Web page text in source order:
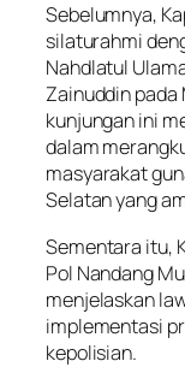
Sebelumnya,
silaturahmi
Nahdlatul
Zainuddin
kunjungan ini
dalam
masyarakat
Selatan yang
Sementara itu,
Pol Nandang
menjelaskan
implementasi
kepolisian.